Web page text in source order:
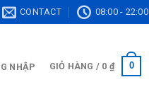
CONTACT 08:00 - 22:00
NHẬP GIỎ HÀNG / 0 ₫ 0